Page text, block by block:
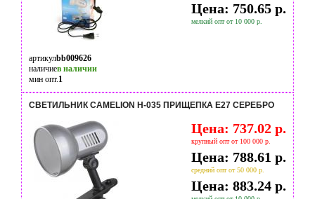
Цена: 750.65 р.
мелкий опт от 10 000 р.
артикулbb009626
наличиев наличии
мин опт.1
СВЕТИЛЬНИК CAMELION H-035 ПРИЩЕПКА Е27 СЕРЕБРО
Цена: 737.02 р.
крупный опт от 100 000 р.
Цена: 788.61 р.
средний опт от 50 000 р.
Цена: 883.24 р.